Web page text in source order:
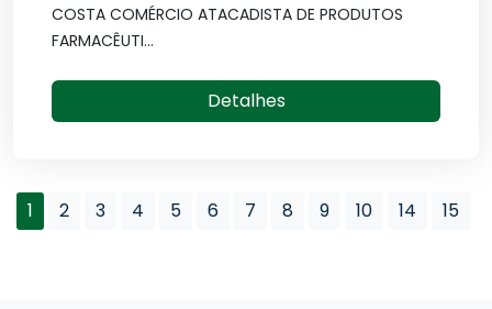
COSTA COMÉRCIO ATACADISTA DE PRODUTOS
FARMACÊUTI...
Detalhes
1 2 3 4 5 6 7 8 9 10 14 15